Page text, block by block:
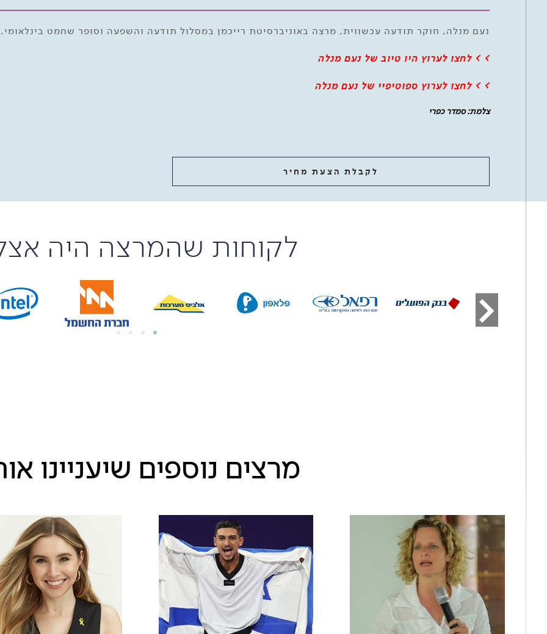
נעם מנלה, חוקר תודעה עכשווית, מרצה באוניברסיטת רייכמן במסלול תודעה והשפעה וסופר שחמט בינלאומי.
> > לחצו לערוץ היו טיוב של נעם מנלה
> > לחצו לערוץ ספוטיפיי של נעם מנלה
צלמת: סמדר כפרי
לקבלת הצעת מחיר
לקוחות שהמרצה היה
מרצים נוספים שיעניינו